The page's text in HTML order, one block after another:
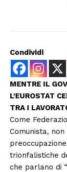
Condividi
MENTRE IL
L’EUROSTAT
TRA I
Come
Comunista,
trionfalistiche
che parlano di